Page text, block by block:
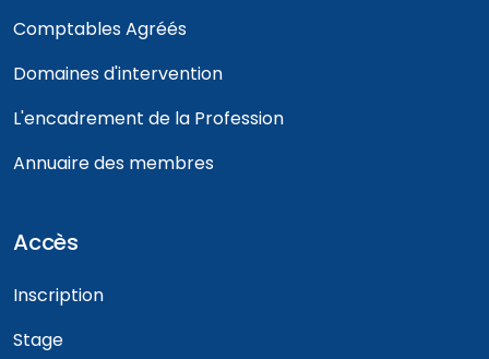
Comptables Agréés
Domaines d'intervention
L'encadrement de la Profession
Annuaire des membres
Accès
Inscription
Stage